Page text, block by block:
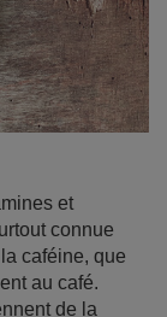
et
connue
caféine, que
au café.
de la
meilleur - la
!